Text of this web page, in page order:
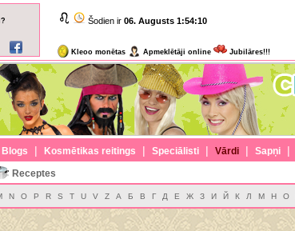
Šodien ir 06. Augusts 1:54:10
Kleoo monētas Apmeklētāji online Jubilāres!!!
Blogs | Kosmētikas reitings | Speciālisti | Vārdi | Sapņi |
Receptes
N O P R S T U V Z А Б В Г Д Е Ж З И Й К Л М Н О